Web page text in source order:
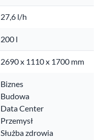
27,6 l/h
200 l
2690 x 1110 x 1700 mm
Biznes
Budowa
Data Center
Przemysł
Służba zdrowia